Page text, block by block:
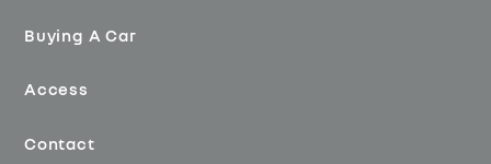
Buying A Car
Access
Contact